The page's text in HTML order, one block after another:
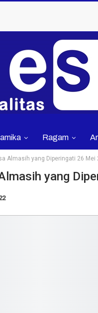
Ragam
Almasih yang Diperingati 26 Mei
yang